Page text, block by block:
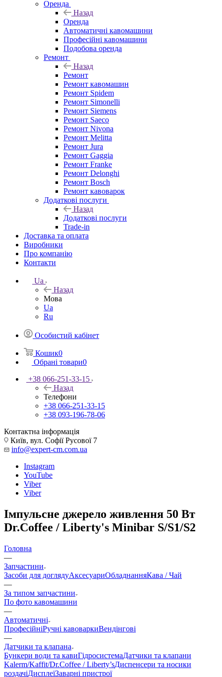
Оренда
Назад
Оренда
Автоматичні кавомашини
Професійні кавомашини
Подобова оренда
Ремонт
Назад
Ремонт
Ремонт кавомашин
Ремонт Spidem
Ремонт Simonelli
Ремонт Siemens
Ремонт Saeco
Ремонт Nivona
Ремонт Melitta
Ремонт Jura
Ремонт Gaggia
Ремонт Franke
Ремонт Delonghi
Ремонт Bosch
Ремонт кавоварок
Додаткові послуги
Назад
Додаткові послуги
Trade-in
Доставка та оплата
Виробники
Про компанію
Контакти
Ua
Назад
Мова
Ua
Ru
Особистий кабінет
Кошик0
Обрані товари0
+38 066-251-33-15
Назад
Телефони
+38 066-251-33-15
+38 093-196-78-06
Контактна інформація
Київ, вул. Софії Русової 7
info@expert-cm.com.ua
Instagram
YouTube
Viber
Viber
Імпульсне джерело живлення 50 Вт
Dr.Coffee / Liberty's Minibar S/S1/S2
Головна
—
Запчастини
Засоби для доглядуАксесуариОбладнанняКава / Чай
—
За типом запчастини
По фото кавомашини
—
Автоматичні
ПрофесійніРучні кавоваркиВендінгові
—
Датчики та клапана
Бункери води та кавиГідросистемаДатчики та клапани
Kalerm/Kaffit/Dr.Coffee / Liberty’sДиспенсери та носики
роздачіДисплеїЗаварні пристрої